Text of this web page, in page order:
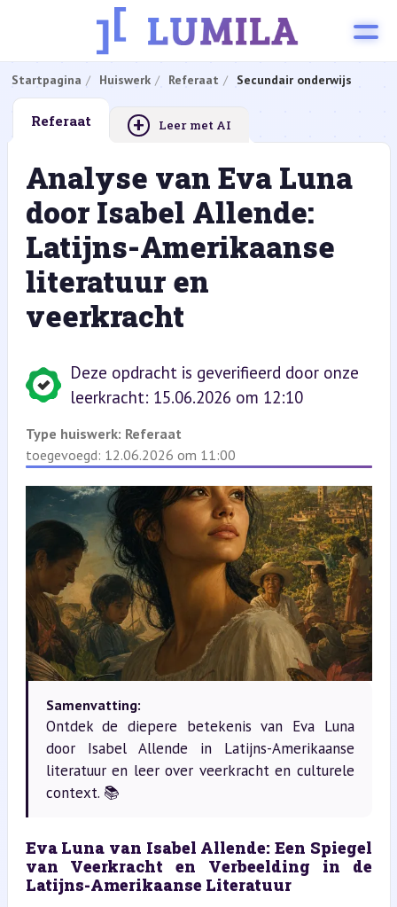
Startpagina Huiswerk Referaat Secundair onderwijs
Referaat + Leer met AI
Analyse van Eva Luna
door Isabel Allende:
Latijns-Amerikaanse
literatuur en
veerkracht
Deze opdracht is geverifieerd door onze
leerkracht: 15.06.2026 om 12:10
Type huiswerk: Referaat
toegevoegd: 12.06.2026 om 11:00
Samenvatting:
Ontdek de diepere betekenis van Eva Luna
door Isabel Allende in Latijns-Amerikaanse
literatuur en leer over veerkracht en culturele
context. 📚
Eva Luna van Isabel Allende: Een Spiegel
van Veerkracht en Verbeelding in de
Latijns-Amerikaanse Literatuur